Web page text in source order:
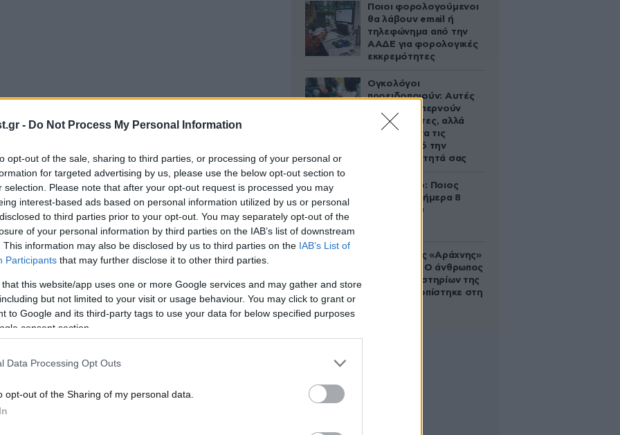
- Do Not Process My Personal Information
opt-out of the sale, sharing to third parties, or processing of your personal or
for targeted advertising by us, please use the below opt-out section to
selection. Please note that after your opt-out request is processed you may
interest-based ads based on personal information utilized by us or personal
to third parties prior to your opt-out. You may separately opt-out of the
of your personal information by third parties on the IAB’s list of downstream
This information may also be disclosed by us to third parties on the IAB’s List of
Participants that may further disclose it to other third parties.
that this website/app uses one or more Google services and may gather and store
but not limited to your visit or usage behaviour. You may click to grant or
to Google and its third-party tags to use your data for below specified purposes
consent section.
Data Processing Opt Outs
opt-out of the Sharing of my personal data.
ο πρόεδρος των πρατηριούχων, Νίκος
είχε δηλώσει:
Ποιοι φορολογούμενοι
θα λάβουν email ή
τηλεφώνημα από την
ΑΑΔΕ για φορολογικές
εκκρεμότητες
Ογκολόγοι
προειδοποιούν: Αυτές
οι τροφές, περνούν
απαρατήρητες, αλλά
καλό είναι να τις
βγάλετε από την
καθημερινότητά σας
Εορτολόγιο: Ποιος
γιορτάζει σήμερα 8
Αυγούστου
Στα ίχνη της «Αράχνης»
του Άσαντ: Ο άνθρωπος
των βασανιστηρίων της
Συρίας εντοπίστηκε στη